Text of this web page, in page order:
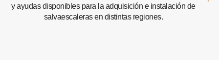
y ayudas disponibles para la adquisición e instalación de
salvaescaleras en distintas regiones.